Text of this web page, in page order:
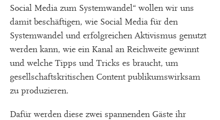
Social Media zum Systemwandel“ wollen wir uns
damit beschäftigen, wie Social Media für den
Systemwandel und erfolgreichen Aktivismus genutzt
werden kann, wie ein Kanal an Reichweite gewinnt
und welche Tipps und Tricks es braucht, um
gesellschaftskritischen Content publikumswirksam
zu produzieren.
Dafür werden diese zwei spannenden Gäste ihr